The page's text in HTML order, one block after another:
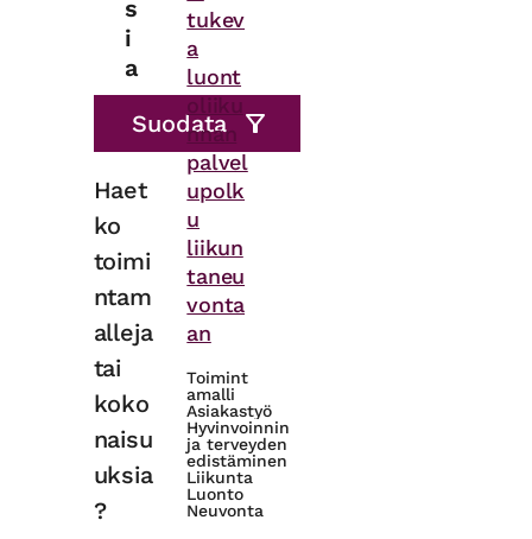
s
i
a
Haet
ko
toimi
ntam
alleja
tai
koko
naisu
uksia
?
tukev
a
luont
oliiku
nnan
palvel
upolk
u
liikun
taneu
vonta
an
Toimint
amalli
Asiakastyö
Hyvinvoinnin
ja terveyden
edistäminen
Liikunta
Luonto
Neuvonta